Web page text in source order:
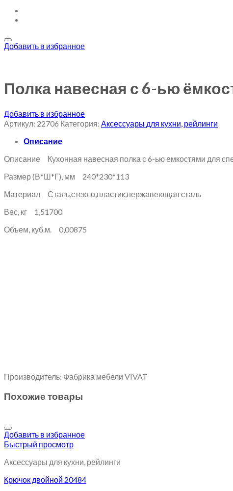
Добавить в избранное
Полка навесная с 6-ью
Добавить в избранное
Артикул: 22706 Категория: Аксессуары для кухни, рейлинги
Описание
Описание Кухонная навесная полка с 6-ью емкостями для
Размер (В*Ш*Г), мм 240*230*113
Материал Сталь,стекло,пластик,нержавеющая сталь
Вес, кг 1,51700
Объем, куб.м. 0,00875
Производитель: Фабрика мебели VIVAT
Похожие товары
Добавить в избранное
Быстрый просмотр
Аксессуары для кухни, рейлинги
Крючок двойной 20484